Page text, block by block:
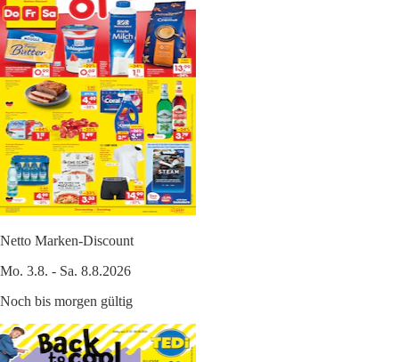
Netto Marken-Discount
Mo. 3.8. - Sa. 8.8.2026
Noch bis morgen gültig